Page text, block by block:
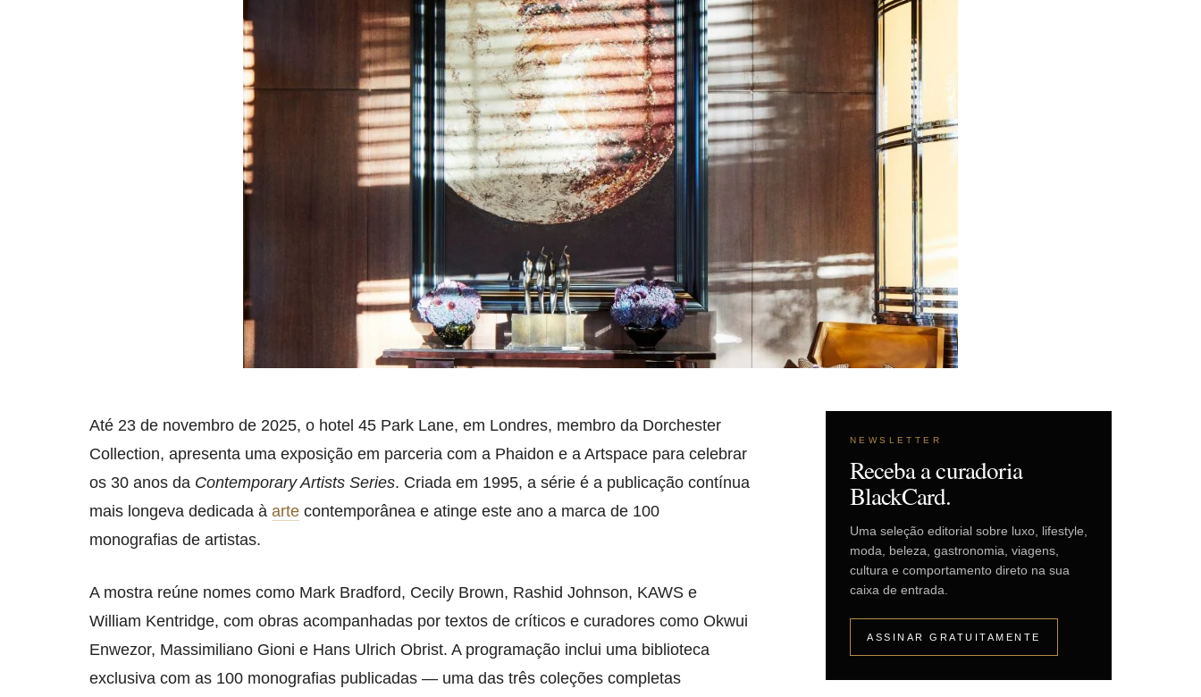
Até 23 de novembro de 2025, o hotel 45 Park Lane, em Londres, membro da Dorchester
Collection, apresenta uma exposição em parceria com a Phaidon e a Artspace para celebrar
os 30 anos da Contemporary Artists Series. Criada em 1995, a série é a publicação contínua
mais longeva dedicada à arte contemporânea e atinge este ano a marca de 100
monografias de artistas.
A mostra reúne nomes como Mark Bradford, Cecily Brown, Rashid Johnson, KAWS e
William Kentridge, com obras acompanhadas por textos de críticos e curadores como Okwui
Enwezor, Massimiliano Gioni e Hans Ulrich Obrist. A programação inclui uma biblioteca
exclusiva com as 100 monografias publicadas — uma das três coleções completas
NEWSLETTER
Receba a curadoria
BlackCard.
Uma seleção editorial sobre luxo, lifestyle,
moda, beleza, gastronomia, viagens,
cultura e comportamento direto na sua
caixa de entrada.
ASSINAR GRATUITAMENTE